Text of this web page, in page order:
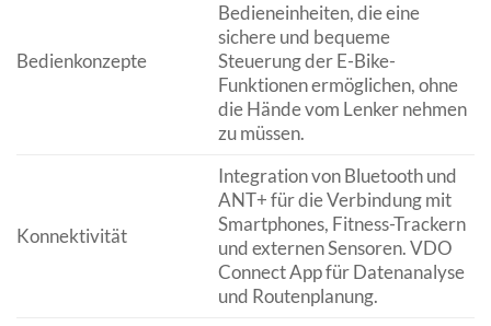
Bedienkonzepte
Bedieneinheiten, die eine
sichere und bequeme
Steuerung der E-Bike-
Funktionen ermöglichen, ohne
die Hände vom Lenker nehmen
zu müssen.
Konnektivität
Integration von Bluetooth und
ANT+ für die Verbindung mit
Smartphones, Fitness-Trackern
und externen Sensoren. VDO
Connect App für Datenanalyse
und Routenplanung.